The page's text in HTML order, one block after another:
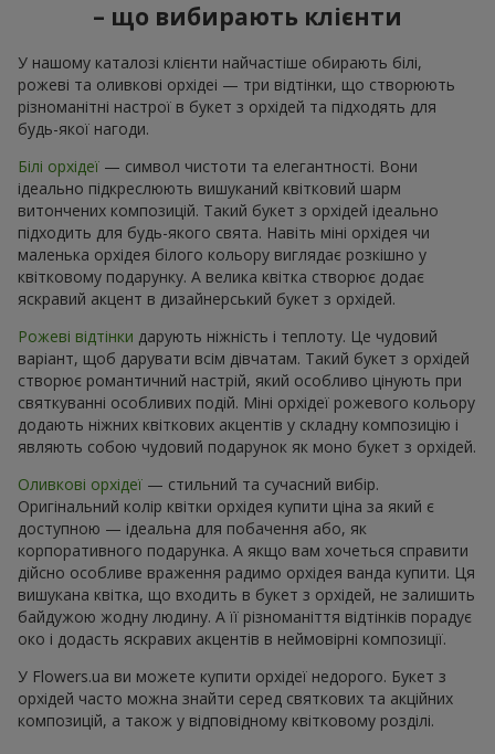
– що вибирають клієнти
У нашому каталозі клієнти найчастіше обирають білі,
рожеві та оливкові орхідеі — три відтінки, що створюють
різноманітні настрої в букет з орхідей та підходять для
будь-якої нагоди.
Білі орхідеї — символ чистоти та елегантності. Вони
ідеально підкреслюють вишуканий квітковий шарм
витончених композицій. Такий букет з орхідей ідеально
підходить для будь-якого свята. Навіть міні орхідея чи
маленька орхідея білого кольору виглядає розкішно у
квітковому подарунку. А велика квітка створює додає
яскравий акцент в дизайнерський букет з орхідей.
Рожеві відтінки дарують ніжність і теплоту. Це чудовий
варіант, щоб дарувати всім дівчатам. Такий букет з орхідей
створює романтичний настрій, який особливо цінують при
святкуванні особливих подій. Міні орхідеї рожевого кольору
додають ніжних квіткових акцентів у складну композицію і
являють собою чудовий подарунок як моно букет з орхідей.
Оливкові орхідеї — стильний та сучасний вибір.
Оригінальний колір квітки орхідея купити ціна за який є
доступною — ідеальна для побачення або, як
корпоративного подарунка. А якщо вам хочеться справити
дійсно особливе враження радимо орхідея ванда купити. Ця
вишукана квітка, що входить в букет з орхідей, не залишить
байдужою жодну людину. А її різноманіття відтінків порадує
око і додасть яскравих акцентів в неймовірні композиції.
У Flowers.ua ви можете купити орхідеї недорого. Букет з
орхідей часто можна знайти серед святкових та акційних
композицій, а також у відповідному квітковому розділі.